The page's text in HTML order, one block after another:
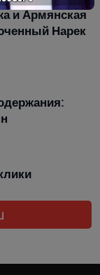
и Армянская
Нарек